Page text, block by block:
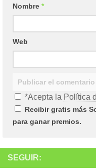
Nombre *
Web
*Acepta la Política
Recibir gratis más
para ganar premios.
SEGUIR: